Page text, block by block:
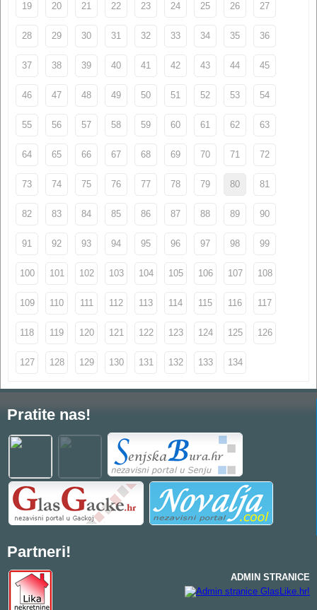
19 20 21 22 23 24 25 26 27
28 29 30 31 32 33 34 35 36
37 38 39 40 41 42 43 44 45
46 47 48 49 50 51 52 53 54
55 56 57 58 59 60 61 62 63
64 65 66 67 68 69 70 71 72
73 74 75 76 77 78 79 80 81
82 83 84 85 86 87 88 89 90
91 92 93 94 95 96 97 98 99
100 101 102 103 104 105 106 107 108
109 110 111 112 113 114 115 116 117
118 119 120 121 122 123 124 125 126
127 128 129 130 131 132 133 134
Pratite nas!
Partneri!
ADMIN STRANICE